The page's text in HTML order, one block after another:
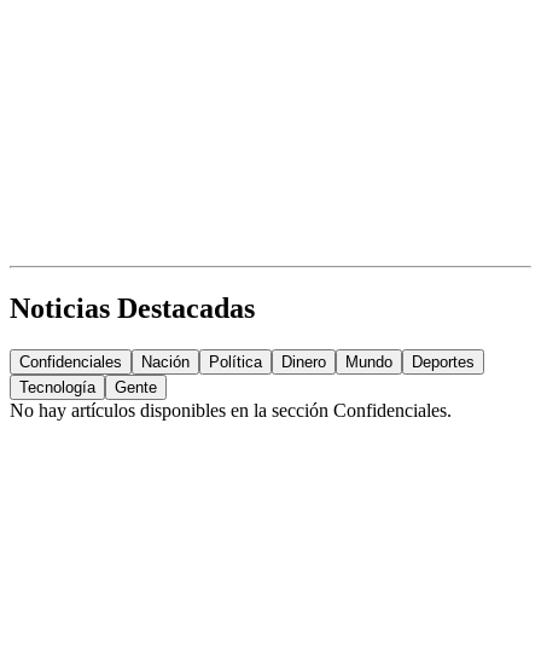
Noticias Destacadas
Confidenciales Nación Política Dinero Mundo
Deportes
Tecnología
Gente
No hay artículos disponibles en la sección Confidenciales.